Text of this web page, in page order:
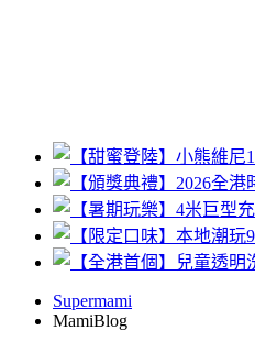
Supermami
MamiBlog